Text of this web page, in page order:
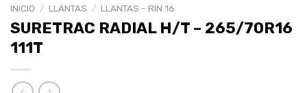
INICIO / LLANTAS / LLANTAS - RIN 16
SURETRAC RADIAL H/T – 265/70R16
111T